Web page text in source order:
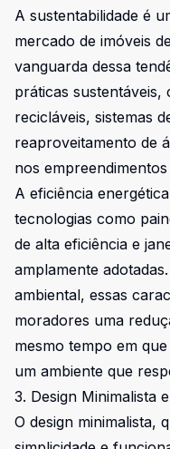
A sustentabilidade é
mercado de imóveis
vanguarda dessa
práticas sustentáveis,
recicláveis, sistemas
reaproveitamento de
nos
A eficiência
tecnologias como
de alta eficiência e
amplamente
ambiental, essas
moradores uma
mesmo tempo em
um ambiente que
3. Design Minimalista
O design minimalista,